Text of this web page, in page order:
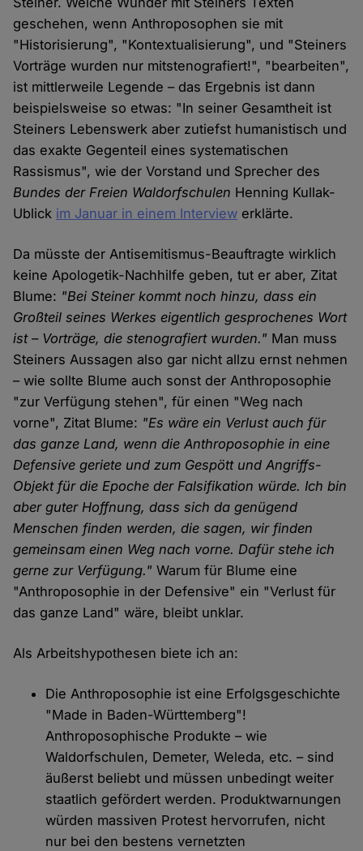
geschehen, wenn Anthroposophen sie mit
"Historisierung", "Kontextualisierung", und "Steiners
Vorträge wurden nur mitstenografiert!", "bearbeiten",
ist mittlerweile Legende – das Ergebnis ist dann
beispielsweise so etwas: "In seiner Gesamtheit ist
Steiners Lebenswerk aber zutiefst humanistisch und
das exakte Gegenteil eines systematischen
Rassismus", wie der Vorstand und Sprecher des
Bundes der Freien Waldorfschulen Henning Kullak-
Ublick im Januar in einem Interview erklärte.
Da müsste der Antisemitismus-Beauftragte wirklich
keine Apologetik-Nachhilfe geben, tut er aber, Zitat
Blume: "Bei Steiner kommt noch hinzu, dass ein
Großteil seines Werkes eigentlich gesprochenes Wort
ist – Vorträge, die stenografiert wurden." Man muss
Steiners Aussagen also gar nicht allzu ernst nehmen
– wie sollte Blume auch sonst der Anthroposophie
"zur Verfügung stehen", für einen "Weg nach
vorne", Zitat Blume: "Es wäre ein Verlust auch für
das ganze Land, wenn die Anthroposophie in eine
Defensive geriete und zum Gespött und Angriffs-
Objekt für die Epoche der Falsifikation würde. Ich bin
aber guter Hoffnung, dass sich da genügend
Menschen finden werden, die sagen, wir finden
gemeinsam einen Weg nach vorne. Dafür stehe ich
gerne zur Verfügung." Warum für Blume eine
"Anthroposophie in der Defensive" ein "Verlust für
das ganze Land" wäre, bleibt unklar.
Als Arbeitshypothesen biete ich an:
Die Anthroposophie ist eine Erfolgsgeschichte
"Made in Baden-Württemberg"!
Anthroposophische Produkte – wie
Waldorfschulen, Demeter, Weleda, etc. – sind
äußerst beliebt und müssen unbedingt weiter
staatlich gefördert werden. Produktwarnungen
würden massiven Protest hervorrufen, nicht
nur bei den bestens vernetzten